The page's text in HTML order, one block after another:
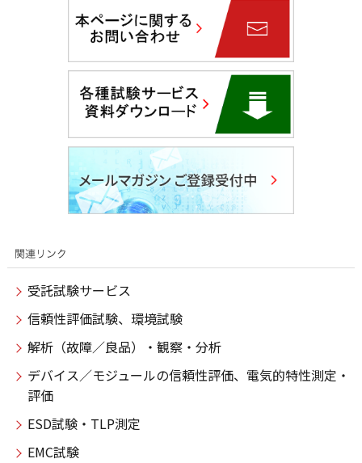
受託試験サービス
信頼性評価試験、環境試験
解析（故障／良品）・観察・分析
デバイス／モジュールの信頼性評価、電気的特性測定・
評価
ESD試験・TLP測定
EMC試験